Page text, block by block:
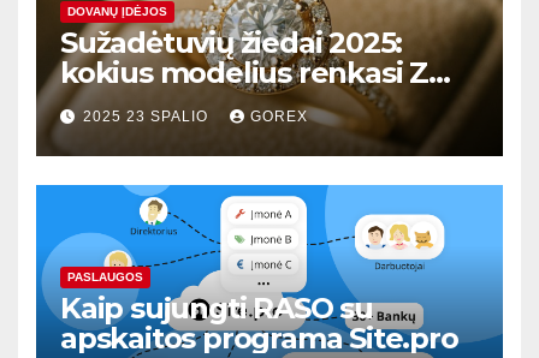
DOVANŲ ĮDĖJOS
Sužadėtuvių žiedai 2025:
kokius modelius renkasi Z
karta?
2025 23 SPALIO GOREX
PASLAUGOS
Kaip sujungti RASO su
apskaitos programa Site.pro